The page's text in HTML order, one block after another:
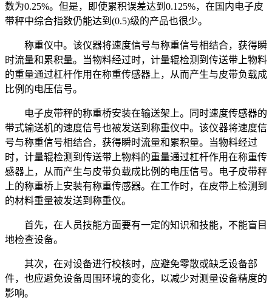
数为0.25%。但是，即使累积误差达到0.125%，在国内电子皮
带秤中综合指数仍能达到(0.5)级的产品也很少。
称重仪中。该仪器将速度信号与称重信号相结合，获得瞬
时流量和累积量。​当物料经过时，计量辊检测到传送带上物料
的重量通过杠杆作用在称重传感器上，从而产生与皮带负载成
比例的电压信号。
电子皮带秤的称重桥安装在输送架上。同时速度传感器的
带式输送机的速度信号也被发送到称重仪中。该仪器将速度信
号与称重信号相结合，获得瞬时流量和累积量。当物料经过
时，计量辊检测到传送带上物料的重量通过杠杆作用在称重传
感器上，从而产生与皮带负载成比例的电压信号。电子皮带秤
上的称重桥上安装有称重传感器。在工作时，在皮带上检测到
的材料重量被发送到称重仪。
首先，在人员技能方面要有一定的知识和技能，不能盲目
地检查设备。
其次，在对设备进行校核时，应避免零散或缺乏设备部
件，也应避免设备周围环境的变化，以减少对测量设备精度的
影响。